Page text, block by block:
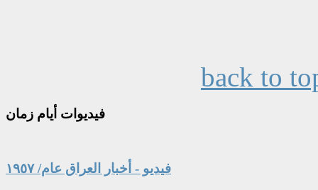
back to
فيديوات أيام زمان
فيديو - أخبار العراق عام/ ١٩٥٧